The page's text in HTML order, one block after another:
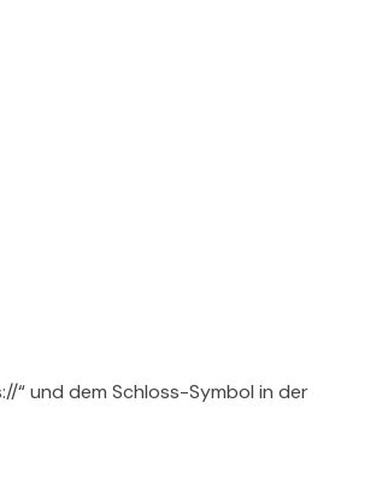
“ und dem Schloss-Symbol in der